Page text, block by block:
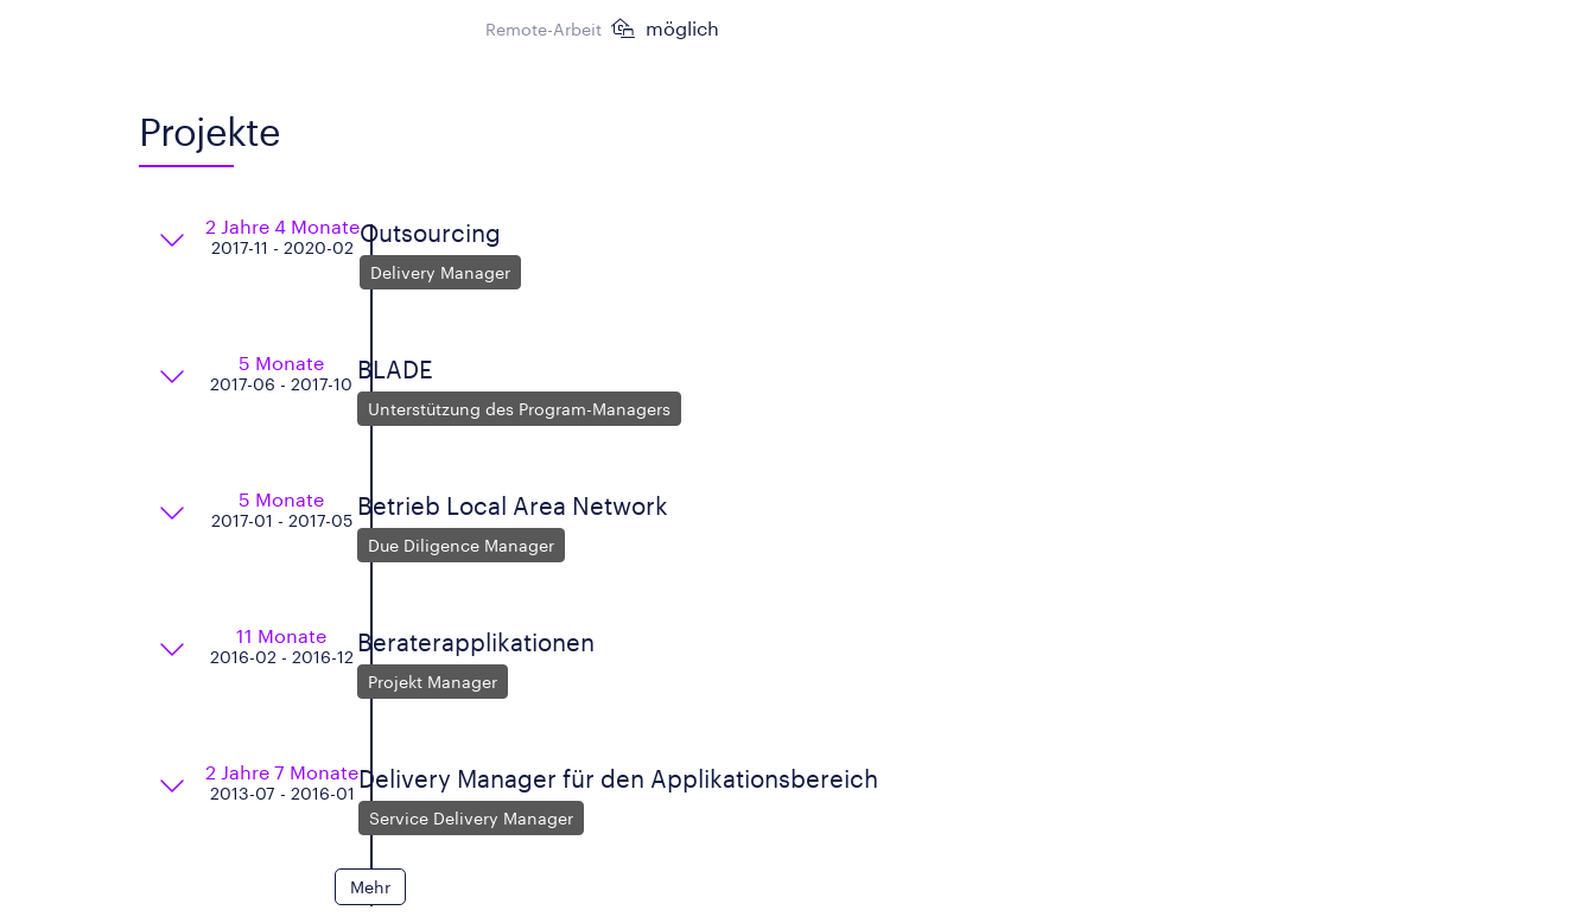
Remote-Arbeit möglich
Projekte
2 Jahre 4 Monate
2017-11 - 2020-02
Outsourcing
Delivery Manager
5 Monate
2017-06 - 2017-10
BLADE
Unterstützung des Program-Managers
5 Monate
2017-01 - 2017-05
Betrieb Local Area Network
Due Diligence Manager
11 Monate
2016-02 - 2016-12
Beraterapplikationen
Projekt Manager
2 Jahre 7 Monate
2013-07 - 2016-01
Delivery Manager für den Applikationsbereich
Service Delivery Manager
Mehr